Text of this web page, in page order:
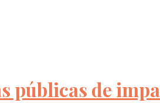
públicas de